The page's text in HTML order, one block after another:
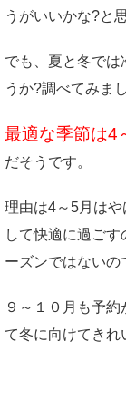
うがいいかな?と
でも、夏と冬では
うか?調べてみま
最適な季節は4
だそうです。
理由は4～5月は
して快適に過ご
ーズンではないの
９～１０月も予
て冬に向けてきれ